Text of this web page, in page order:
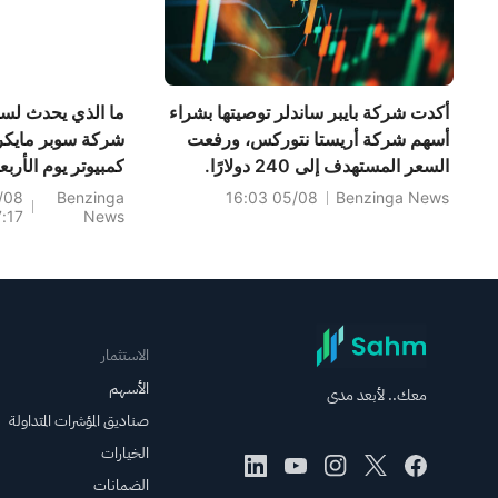
أكدت شركة بايبر ساندلر توصيتها بشراء
أسهم شركة أريستا نتوركس، ورفعت
السعر المستهدف إلى 240 دولارًا.
Benzinga News
05/08 16:03
ما الذي يحدث
شركة سوبر
كمبيوتر يوم
Benzinga
News
معك.. لأبعد مدى
الاستثمار
الأسهم
صناديق المؤشرات المتداولة
الخيارات
الضمانات